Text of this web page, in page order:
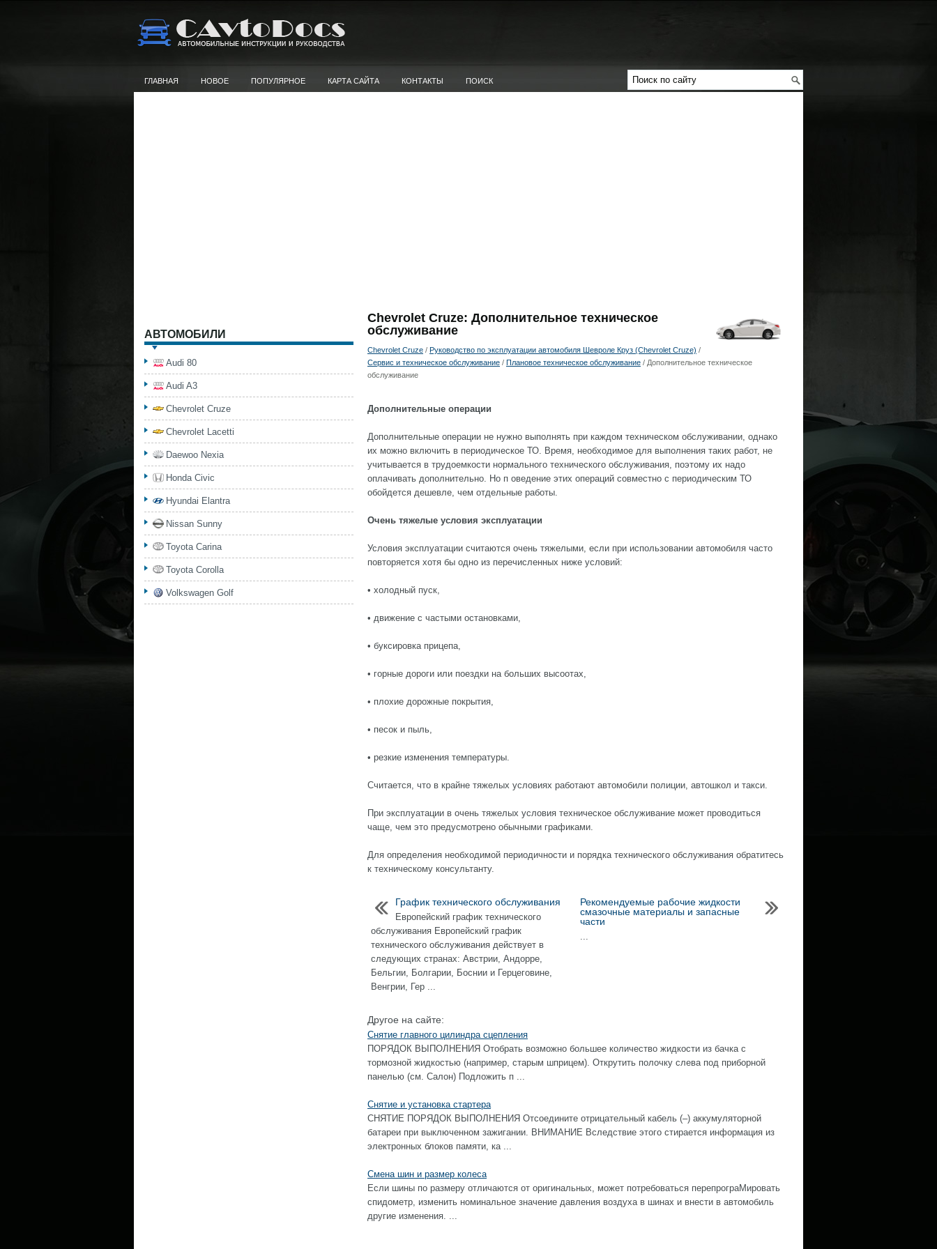
ГЛАВНАЯ НОВОЕ ПОПУЛЯРНОЕ КАРТА САЙТА КОНТАКТЫ ПОИСК
Chevrolet Cruze: Дополнительное техническое
обслуживание
Chevrolet Cruze / Руководство по эксплуатации автомобиля Шевроле Круз (Chevrolet Cruze) /
Сервис и техническое обслуживание / Плановое техническое обслуживание / Дополнительное техническое
обслуживание
Дополнительные операции
Дополнительные операции не нужно выполнять при каждом техническом обслуживании, однако
их можно включить в периодическое ТО. Время, необходимое для выполнения таких работ, не
учитывается в трудоемкости нормального технического обслуживания, поэтому их надо
оплачивать дополнительно. Но п оведение этих операций совместно с периодическим ТО
обойдется дешевле, чем отдельные работы.
Очень тяжелые условия эксплуатации
Условия эксплуатации считаются очень тяжелыми, если при использовании автомобиля часто
повторяется хотя бы одно из перечисленных ниже условий:
• холодный пуск,
• движение с частыми остановками,
• буксировка прицепа,
• горные дороги или поездки на больших высоотах,
• плохие дорожные покрытия,
• песок и пыль,
• резкие изменения температуры.
Считается, что в крайне тяжелых условиях работают автомобили полиции, автошкол и такси.
При эксплуатации в очень тяжелых условия техническое обслуживание может проводиться
чаще, чем это предусмотрено обычными графиками.
Для определения необходимой периодичности и порядка технического обслуживания обратитесь
к техническому консультанту.
График технического обслуживания
Европейский график технического
обслуживания Европейский график
технического обслуживания действует в
следующих странах: Австрии, Андорре,
Бельгии, Болгарии, Боснии и Герцеговине,
Венгрии, Гер ...
Рекомендуемые рабочие жидкости
смазочные материалы и запасные
части
...
Другое на сайте:
Снятие главного цилиндра сцепления
ПОРЯДОК ВЫПОЛНЕНИЯ Отобрать возможно большее количество жидкости из бачка с
тормозной жидкостью (например, старым шприцем). Открутить полочку слева под приборной
панелью (см. Салон) Подложить п ...
Снятие и установка стартера
СНЯТИЕ ПОРЯДОК ВЫПОЛНЕНИЯ Отсоедините отрицательный кабель (–) аккумуляторной
батареи при выключенном зажигании. ВНИМАНИЕ Вследствие этого стирается информация из
электронных блоков памяти, ка ...
Смена шин и размер колеса
Если шины по размеру отличаются от оригинальных, может потребоваться перепрограМировать
спидометр, изменить номинальное значение давления воздуха в шинах и внести в автомобиль
другие изменения. ...
АВТОМОБИЛИ
Audi 80
Audi A3
Chevrolet Cruze
Chevrolet Lacetti
Daewoo Nexia
Honda Civic
Hyundai Elantra
Nissan Sunny
Toyota Carina
Toyota Corolla
Volkswagen Golf